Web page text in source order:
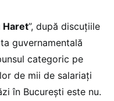
Haret”, după discuțiile
guvernamentală
categoric pe
de mii de salariați
în București este nu.